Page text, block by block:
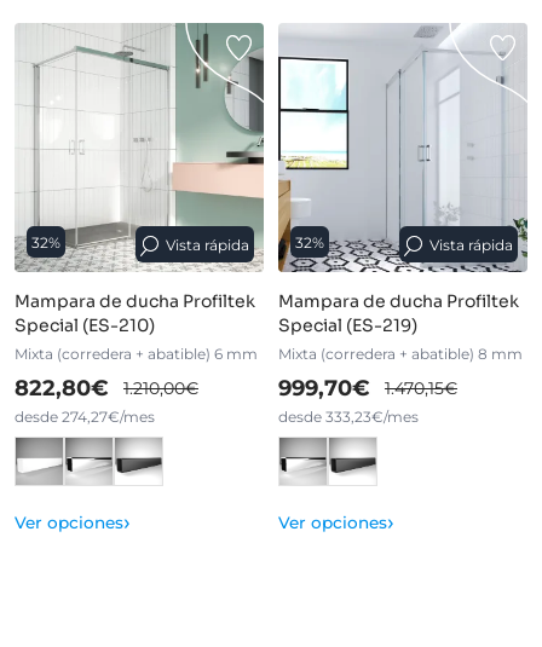
32% Vista rápida
Mampara de ducha Profiltek
Special (ES-210)
Mixta (corredera + abatible) 6 mm
822,80€ 1.210,00€
desde 274,27€/mes
Ver opciones›
32% Vista rápida
Mampara de ducha Profiltek
Special (ES-219)
Mixta (corredera + abatible) 8 mm
999,70€ 1.470,15€
desde 333,23€/mes
Ver opciones›